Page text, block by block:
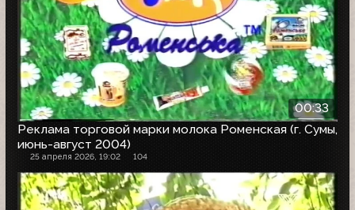
00:33
Реклама торговой марки молока Роменская (г. Сумы,
июнь-август 2004)
25 апреля 2026, 19:02 104